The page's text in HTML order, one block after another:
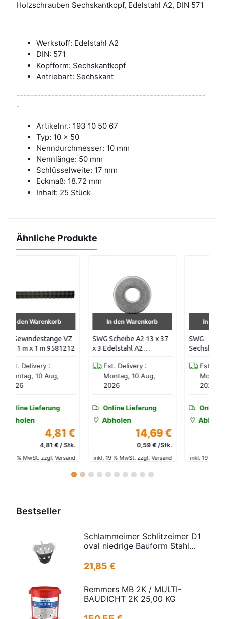
Holzschrauben Sechskantkopf, Edelstahl A2, DIN 571
Werkstoff: Edelstahl A2
DIN: 571
Kopfform: Sechskantkopf
Antriebart: Sechskant
------------------------------------------------------
-
Artikelnr.: 193 10 50 67
Typ: 10 x 50
Nenndurchmesser: 10 mm
Nennlänge: 50 mm
Schlüsselweite: 17 mm
Eckmaß: 18.72 mm
Inhalt: 25 Stück
Ähnliche Produkte
In den Warenkorb
SWG Scheibe A2 13 x 37
x 3 Edelstahl A2
Est. Delivery :
Montag, 10 Aug,
Online Lieferung
Abholen
14,69 €
0,59 € /Stk.
inkl. 19 % MwSt. zzgl. Versand
In den Warenkorb
SWG
Sechskantbohrschraube
verzinkt (100 Stk./Pak)
2114835020
Est. Delivery :
Montag, 10 Aug,
Online Lieferung
Abholen
20,69 €
0,21 € /Stk.
inkl. 19 % MwSt. zzgl. Versand
1 2 3 4 5 6 7 8 9 10
Bestseller
Schlammeimer Schlitzeimer D1
oval niedrige Bauform Stahl
D=395mm
21,85 €
Remmers MB 2K / MULTI-
BAUDICHT 2K 25,00 KG